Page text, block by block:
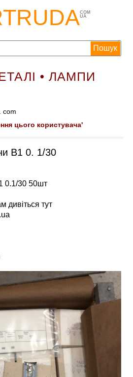
COM
UA
• ЛАМПИ
com
цього користувача'
В1 0. 1/30
0.1/30 50шт
дивіться тут